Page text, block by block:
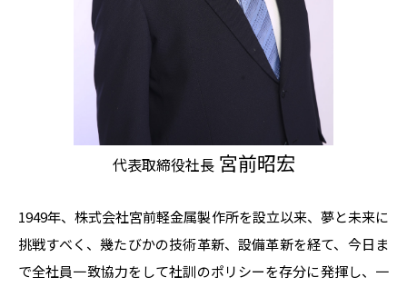
1949年、株式会社宮前軽金属製作所を設立以来、夢と未来に
挑戦すべく、幾たびかの技術革新、設備革新を経て、今日ま
で全社員一致協力をして社訓のポリシーを存分に発揮し、一
代表取締役社長 宮前昭宏